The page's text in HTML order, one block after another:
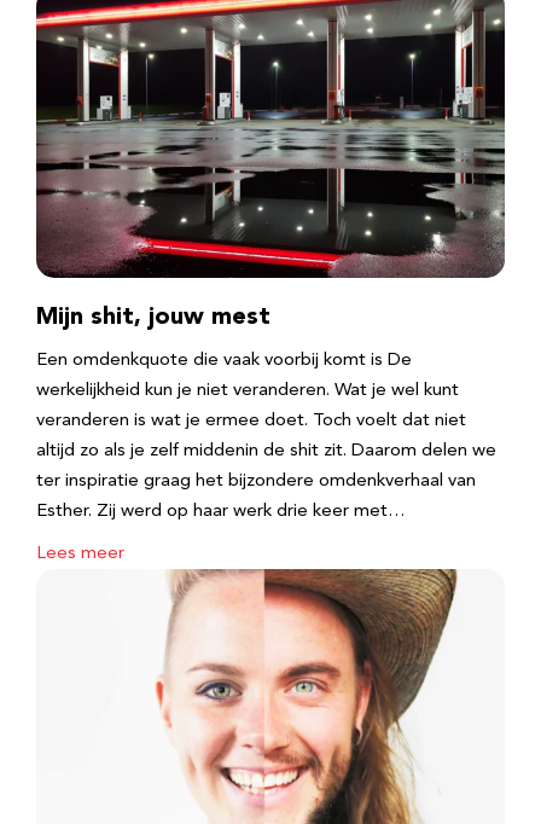
Mijn shit, jouw mest
Een omdenkquote die vaak voorbij komt is De
werkelijkheid kun je niet veranderen. Wat je wel kunt
veranderen is wat je ermee doet. Toch voelt dat niet
altijd zo als je zelf middenin de shit zit. Daarom delen we
ter inspiratie graag het bijzondere omdenkverhaal van
Esther. Zij werd op haar werk drie keer met…
Lees meer